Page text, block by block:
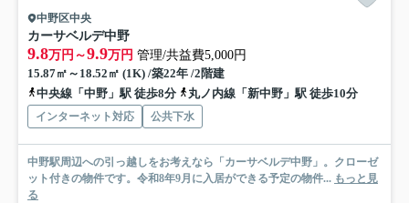
中野区中央
カーサベルデ中野
9.8万円～9.9万円 管理/共益費5,000円
15.87㎡～18.52㎡ (1K) /築22年 /2階建
中央線「中野」駅 徒歩8分
丸ノ内線「新中野」駅 徒歩10分
インターネット対応 公共下水
中野駅周辺への引っ越しをお考えなら「カーサベルデ中野」。クローゼ
ット付きの物件です。令和8年9月に入居ができる予定の物件... もっと見
る